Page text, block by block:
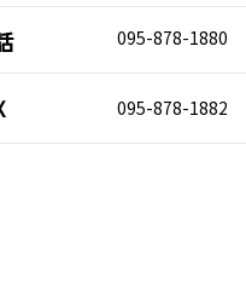
095-878-1880
095-878-1882